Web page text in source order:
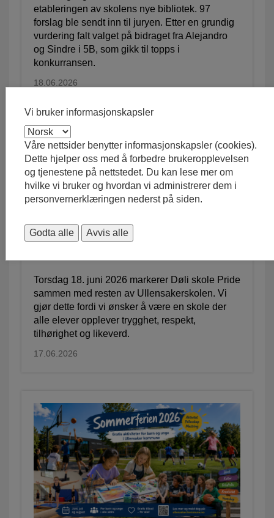
etableringen av skolens nye bibliotek. 97
forslag ble sendt inn til juryen. Etter en grundig
vurdering falt valget på bidraget fra Alejandro
og Sindre i 5B, som gikk til topps i
konkurransen.
18.06.2026
Torsdag 18. juni 2026 markerer Døli skole Pride
sammen med resten av Ullensakerskolen. Vi
gjør dette fordi vi ønsker å være en skole der
alle elever opplever trygghet, respekt,
tilhørighet og likeverd.
17.06.2026
Vi bruker informasjonskapsler
Våre nettsider benytter informasjonskapsler (cookies).
Dette hjelper oss med å forbedre brukeropplevelsen
og tjenestene på nettstedet. Du kan lese mer om
hvilke vi bruker og hvordan vi administrerer dem i
personvernerklæringen nederst på siden.
Godta alle Avvis alle